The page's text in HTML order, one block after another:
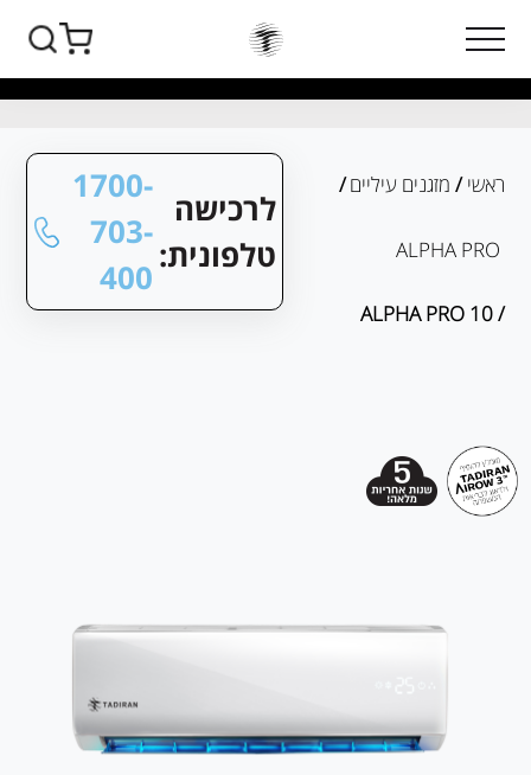
ראשי / מזגנים עיליים/
ALPHA PRO
/ ALPHA PRO 10
1700-
703-
400
לרכישה
טלפונית: